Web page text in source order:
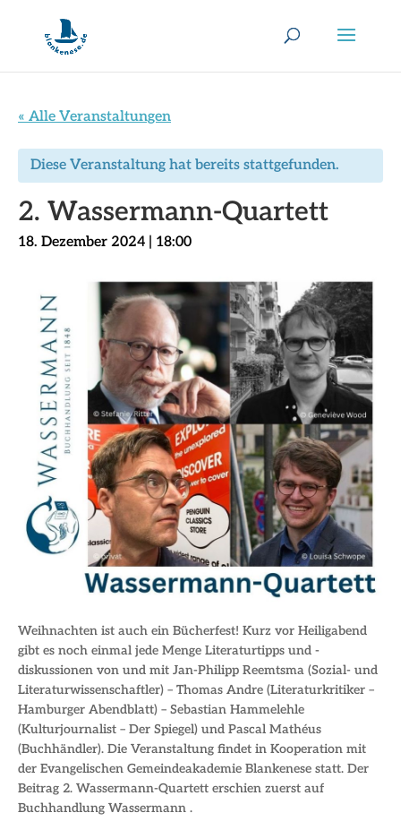
« Alle Veranstaltungen
Diese Veranstaltung hat bereits stattgefunden.
2. Wassermann-Quartett
18. Dezember 2024 | 18:00
Weihnachten ist auch ein Bücherfest! Kurz vor Heiligabend
gibt es noch einmal jede Menge Literaturtipps und -
diskussionen von und mit Jan-Philipp Reemtsma (Sozial- und
Literaturwissenschaftler) – Thomas Andre (Literaturkritiker –
Hamburger Abendblatt) – Sebastian Hammelehle
(Kulturjournalist – Der Spiegel) und Pascal Mathéus
(Buchhändler). Die Veranstaltung findet in Kooperation mit
der Evangelischen Gemeindeakademie Blankenese statt. Der
Beitrag 2. Wassermann-Quartett erschien zuerst auf
Buchhandlung Wassermann .